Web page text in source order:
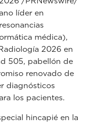
líder en
médica),
2026 en
505, pabellón de
renovado de
diagnósticos
los pacientes.
hincapié en la